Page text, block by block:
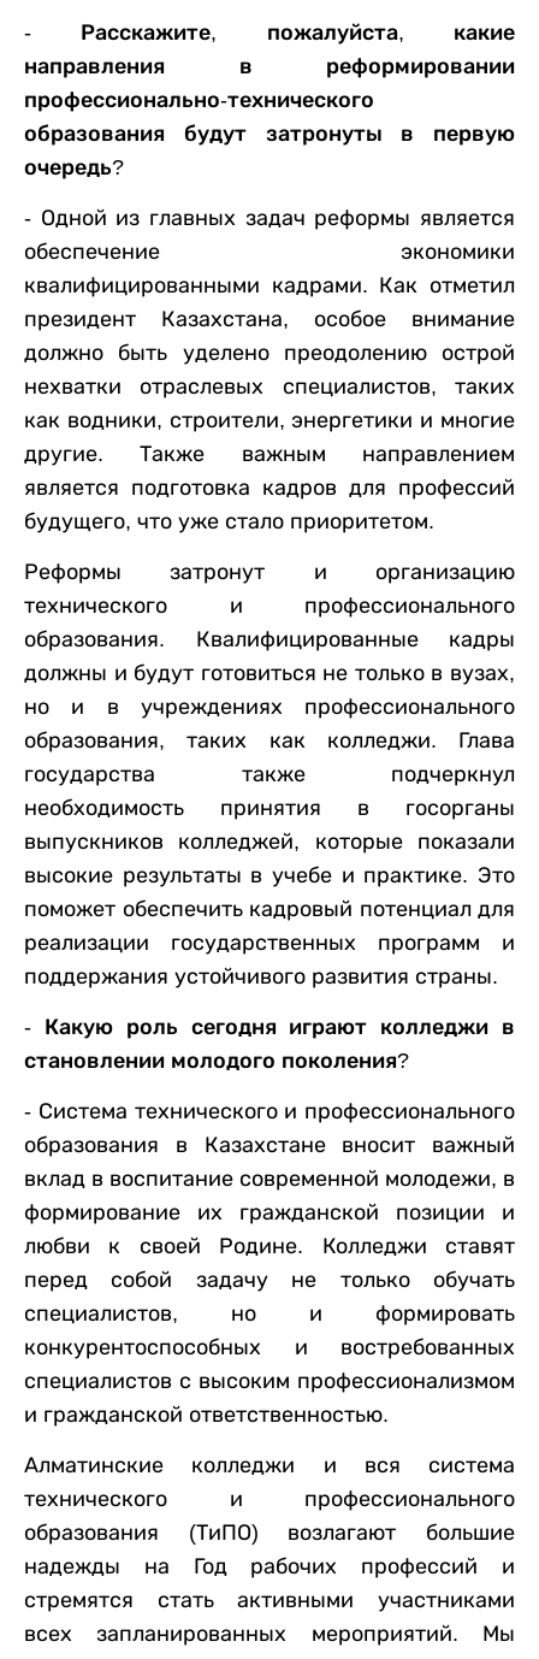
- Расскажите, пожалуйста, какие
направления в реформировании
профессионально-технического
образования будут затронуты в первую
очередь?
- Одной из главных задач реформы является
обеспечение экономики
квалифицированными кадрами. Как отметил
президент Казахстана, особое внимание
должно быть уделено преодолению острой
нехватки отраслевых специалистов, таких
как водники, строители, энергетики и многие
другие. Также важным направлением
является подготовка кадров для профессий
будущего, что уже стало приоритетом.
Реформы затронут и организацию
технического и профессионального
образования. Квалифицированные кадры
должны и будут готовиться не только в вузах,
но и в учреждениях профессионального
образования, таких как колледжи. Глава
государства также подчеркнул
необходимость принятия в госорганы
выпускников колледжей, которые показали
высокие результаты в учебе и практике. Это
поможет обеспечить кадровый потенциал для
реализации государственных программ и
поддержания устойчивого развития страны.
- Какую роль сегодня играют колледжи в
становлении молодого поколения?
- Система технического и профессионального
образования в Казахстане вносит важный
вклад в воспитание современной молодежи, в
формирование их гражданской позиции и
любви к своей Родине. Колледжи ставят
перед собой задачу не только обучать
специалистов, но и формировать
конкурентоспособных и востребованных
специалистов с высоким профессионализмом
и гражданской ответственностью.
Алматинские колледжи и вся система
технического и профессионального
образования (ТиПО) возлагают большие
надежды на Год рабочих профессий и
стремятся стать активными участниками
всех запланированных мероприятий. Мы